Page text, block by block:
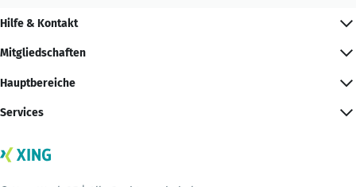
Hilfe & Kontakt
Mitgliedschaften
Hauptbereiche
Services